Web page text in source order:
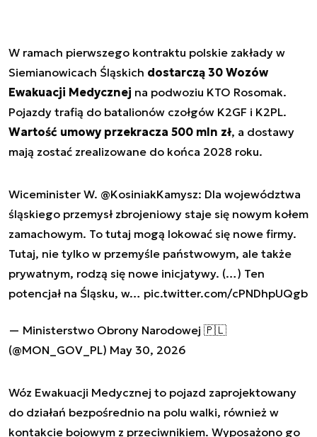
W ramach pierwszego kontraktu polskie zakłady w
Siemianowicach Śląskich dostarczą 30 Wozów
Ewakuacji Medycznej na podwoziu KTO Rosomak.
Pojazdy trafią do batalionów czołgów K2GF i K2PL.
Wartość umowy przekracza 500 mln zł, a dostawy
mają zostać zrealizowane do końca 2028 roku.
Wiceminister W. @KosiniakKamysz: Dla województwa
śląskiego przemysł zbrojeniowy staje się nowym kołem
zamachowym. To tutaj mogą lokować się nowe firmy.
Tutaj, nie tylko w przemyśle państwowym, ale także
prywatnym, rodzą się nowe inicjatywy. (…) Ten
potencjał na Śląsku, w… pic.twitter.com/cPNDhpUQgb
— Ministerstwo Obrony Narodowej 🇵🇱
(@MON_GOV_PL) May 30, 2026
Wóz Ewakuacji Medycznej to pojazd zaprojektowany
do działań bezpośrednio na polu walki, również w
kontakcie bojowym z przeciwnikiem. Wyposażono go